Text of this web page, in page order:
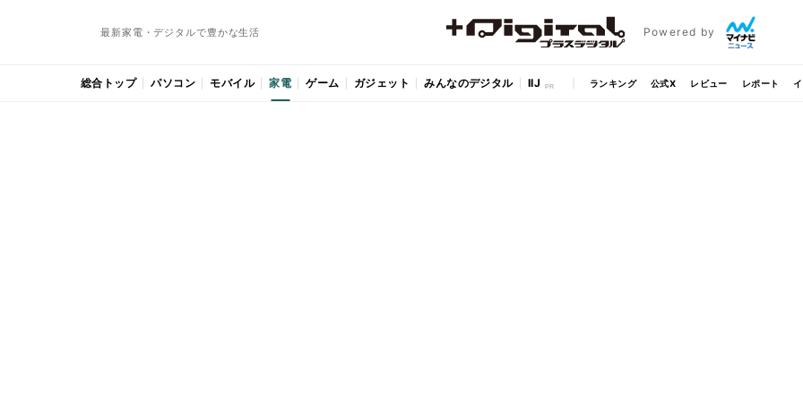
最新家電・デジタルで豊かな生活 Powered by
総合トップ パソコン モバイル 家電 ゲーム ガジェット みんなのデジタル IIJ ランキング 公式X レビュー レポート